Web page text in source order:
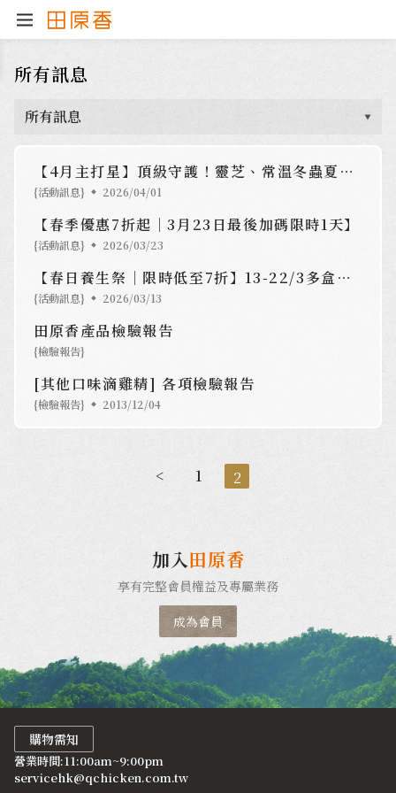
所有訊息
所有訊息
【4月主打星】頂級守護！靈芝、常溫冬蟲夏草滴雞精立減80
{活動訊息} 2026/04/01
【春季優惠7折起｜3月23日最後加碼限時1天】
{活動訊息} 2026/03/23
【春日養生祭｜限時低至7折】13-22/3多盒組送滴雞精+送積分+首購減$60
{活動訊息} 2026/03/13
田原香產品檢驗報告
{檢驗報告}
[其他口味滴雞精] 各項檢驗報告
{檢驗報告} 2013/12/04
< 1 2
加入田原香
享有完整會員權益及專屬業務
成為會員
購物需知
營業時間:11:00am~9:00pm
servicehk@qchicken.com.tw